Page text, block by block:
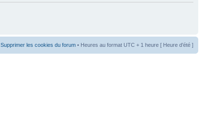
Supprimer les cookies du forum • Heures au format UTC + 1 heure [ Heure d’été ]